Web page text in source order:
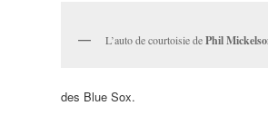
L’auto de courtoisie dePhil
des Blue Sox.